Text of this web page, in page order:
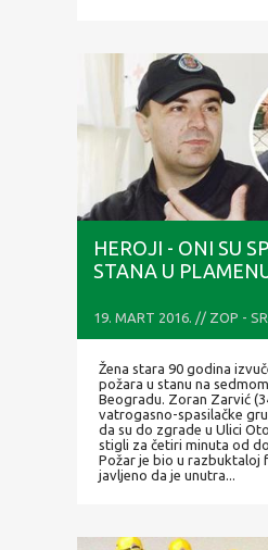
HEROJI - ONI SU
STANA U
19. MART 2016. // ZOP -
Žena stara 90 godina
požara u stanu na
Beogradu. Zoran Zarvić
vatrogasno-spasilačke
da su do zgrade u Ulici
stigli za četiri minuta od
Požar je bio u razbuktaloj
javljeno da je unutra...